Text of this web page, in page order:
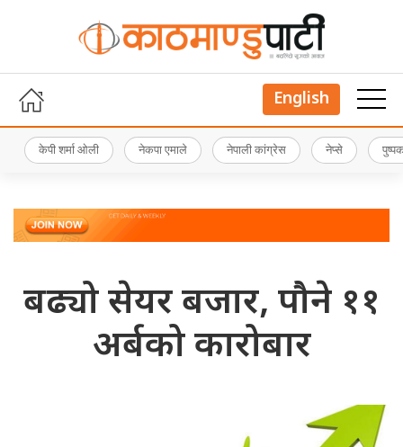
English
केपी शर्मा ओली नेकपा एमाले नेपाली कांग्रेस नेप्से
बढ्यो सेयर बजार, पौने ११
अर्बको कारोबार